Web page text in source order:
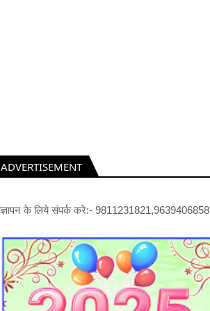
ADVERTISEMENT
के लिये संपर्क करे:- 9811231821,9639406858